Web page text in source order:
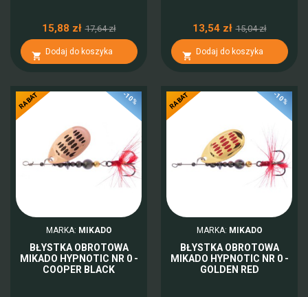
15,88 zł 17,64 zł
 Dodaj do koszyka
13,54 zł 15,04 zł
 Dodaj do koszyka
-10%
RABAT
MARKA: MIKADO
BŁYSTKA OBROTOWA
MIKADO HYPNOTIC NR 0 -
COOPER BLACK
-10%
RABAT
MARKA: MIKADO
BŁYSTKA OBROTOWA
MIKADO HYPNOTIC NR 0 -
GOLDEN RED